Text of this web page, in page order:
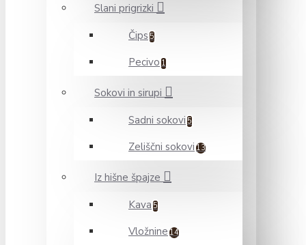
Slani prigrizki
Čips 5
Pecivo 1
Sokovi in sirupi
Sadni sokovi 5
Zeliščni sokovi 13
Iz hišne špajze
Kava 5
Vložnine 14